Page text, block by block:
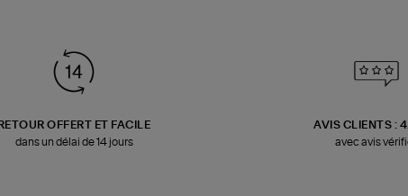
RETOUR OFFERT ET FACILE
dans un délai de 14 jours
AVIS CLIENTS :
avec avis